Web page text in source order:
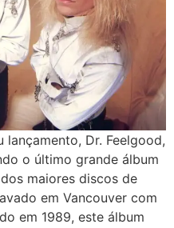
Dr. Feelgood,
o último grande álbum
maiores discos de
em Vancouver com
em 1989, este álbum